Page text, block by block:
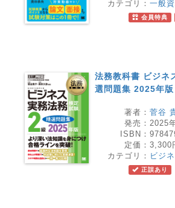
カテゴリ： 一般
会員特典
法務教科書 ビジネ
選問題集 2025年版
著者： 菅谷
発売： 2025
ISBN：
定価： 3,300
カテゴリ： ビジ
正誤あり